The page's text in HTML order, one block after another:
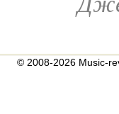
© 2008-2026 Music-